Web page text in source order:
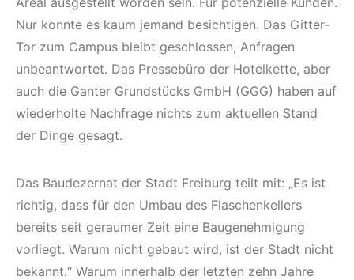
Nur konnte es kaum jemand besichtigen. Das Gitter-
Tor zum Campus bleibt geschlossen, Anfragen
unbeantwortet. Das Pressebüro der Hotelkette, aber
auch die Ganter Grundstücks GmbH (GGG) haben auf
wiederholte Nachfrage nichts zum aktuellen Stand
der Dinge gesagt.
Das Baudezernat der Stadt Freiburg teilt mit: „Es ist
richtig, dass für den Umbau des Flaschenkellers
bereits seit geraumer Zeit eine Baugenehmigung
vorliegt. Warum nicht gebaut wird, ist der Stadt nicht
bekannt.“ Warum innerhalb der letzten zehn Jahre